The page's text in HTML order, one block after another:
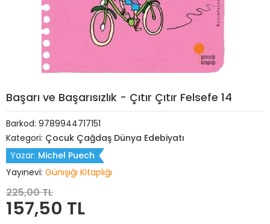
Başarı ve Başarısızlık - Çıtır Çıtır Felsefe 14
Barkod: 9789944717151
Kategori: Çocuk Çağdaş Dünya Edebiyatı
Yazar: Michel Puech
Yayınevi: Günışığı Kitaplığı
225,00 TL
157,50 TL